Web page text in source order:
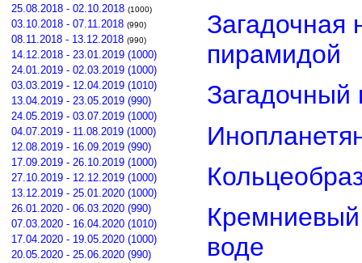
25.08.2018 - 02.10.2018 (1000)
03.10.2018 - 07.11.2018 (990)
08.11.2018 - 13.12.2018 (990)
14.12.2018 - 23.01.2019 (1000)
24.01.2019 - 02.03.2019 (1000)
03.03.2019 - 12.04.2019 (1010)
13.04.2019 - 23.05.2019 (990)
24.05.2019 - 03.07.2019 (1000)
04.07.2019 - 11.08.2019 (1000)
12.08.2019 - 16.09.2019 (990)
17.09.2019 - 26.10.2019 (1000)
27.10.2019 - 12.12.2019 (1000)
13.12.2019 - 25.01.2020 (1000)
26.01.2020 - 06.03.2020 (990)
07.03.2020 - 16.04.2020 (1010)
17.04.2020 - 19.05.2020 (1000)
20.05.2020 - 25.06.2020 (990)
Загадочная
пирамидой
воде